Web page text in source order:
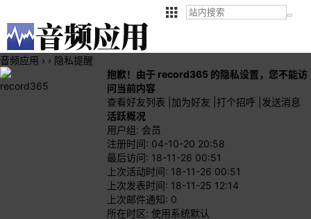
音频应用 › › 隐私提醒
record365
抱歉！由于 record365 的隐私设置，您不能访
问当前内容
查看好友列表
加为好友 打个招呼
发送消息
活跃概况
用户组: 会员
注册时间: 04-10-20 20:58
最后访问: 18-11-26 00:51
上次活动时间: 18-11-26 00:51
上次发表时间: 18-11-25 12:14
上次邮件通知: 0
所在时区: 使用系统默认